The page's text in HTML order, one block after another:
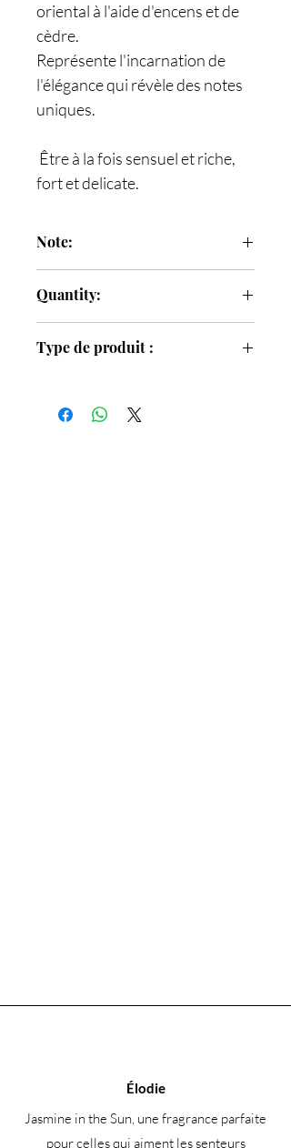
oriental à l'aide d'encens et de
cèdre.
Représente l'incarnation de
l'élégance qui révèle des notes
uniques.
Être à la fois sensuel et riche,
fort et delicate.
Note:
bergamote and noix de muscade
Notes de fond: casmeran, cèdre,
Quantity:
Type de produit :
Élodie
Jasmine in the Sun, une fragrance parfaite
pour celles qui aiment les senteurs